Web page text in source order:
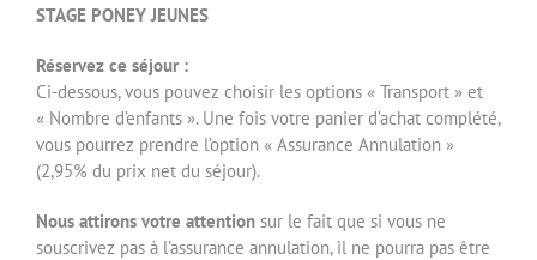
STAGE PONEY JEUNES
Réservez ce séjour :
Ci-dessous, vous pouvez choisir les options « Transport » et
« Nombre d’enfants ». Une fois votre panier d’achat complété,
vous pourrez prendre l’option « Assurance Annulation »
(2,95% du prix net du séjour).
Nous attirons votre attention sur le fait que si vous ne
souscrivez pas à l’assurance annulation, il ne pourra pas être